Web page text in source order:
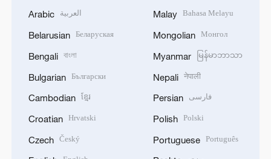
Arabic العربية
Belarusian Беларуская
Bengali বাংলা
Bulgarian Български
Cambodian ខ្មែរ
Croatian Hrvatski
Czech Český
Malay Bahasa Melayu
Mongolian Монгол
Myanmar မြန်မာဘာသာ
Nepali नेपाली
Persian فارسی
Polish Polski
Portuguese Português